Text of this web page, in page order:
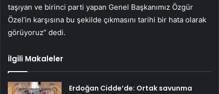
taşıyan ve birinci parti yapan Genel Başkanımız Özgür
Özel’in karşısına bu şekilde çıkmasını tarihi bir hata olarak
görüyoruz” dedi.
İlgili Makaleler
Erdoğan Cidde’de: Ortak savunma